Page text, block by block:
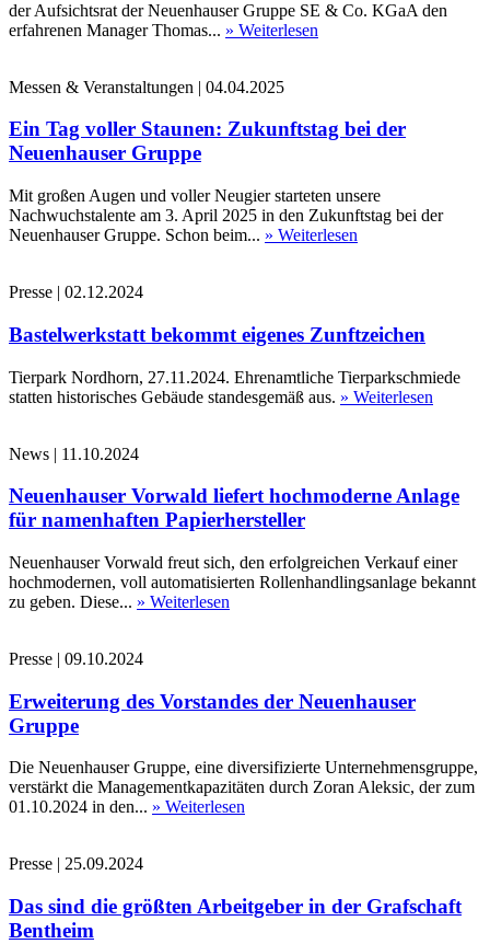
der Aufsichtsrat der Neuenhauser Gruppe SE & Co. KGaA den
erfahrenen Manager Thomas... » Weiterlesen
Messen & Veranstaltungen | 04.04.2025
Ein Tag voller Staunen: Zukunftstag bei der
Neuenhauser Gruppe
Mit großen Augen und voller Neugier starteten unsere
Nachwuchstalente am 3. April 2025 in den Zukunftstag bei der
Neuenhauser Gruppe. Schon beim... » Weiterlesen
Presse | 02.12.2024
Bastelwerkstatt bekommt eigenes Zunftzeichen
Tierpark Nordhorn, 27.11.2024. Ehrenamtliche Tierparkschmiede
statten historisches Gebäude standesgemäß aus. » Weiterlesen
News | 11.10.2024
Neuenhauser Vorwald liefert hochmoderne Anlage
für namenhaften Papierhersteller
Neuenhauser Vorwald freut sich, den erfolgreichen Verkauf einer
hochmodernen, voll automatisierten Rollenhandlingsanlage bekannt
zu geben. Diese... » Weiterlesen
Presse | 09.10.2024
Erweiterung des Vorstandes der Neuenhauser
Gruppe
Die Neuenhauser Gruppe, eine diversifizierte Unternehmensgruppe,
verstärkt die Managementkapazitäten durch Zoran Aleksic, der zum
01.10.2024 in den... » Weiterlesen
Presse | 25.09.2024
Das sind die größten Arbeitgeber in der Grafschaft
Bentheim